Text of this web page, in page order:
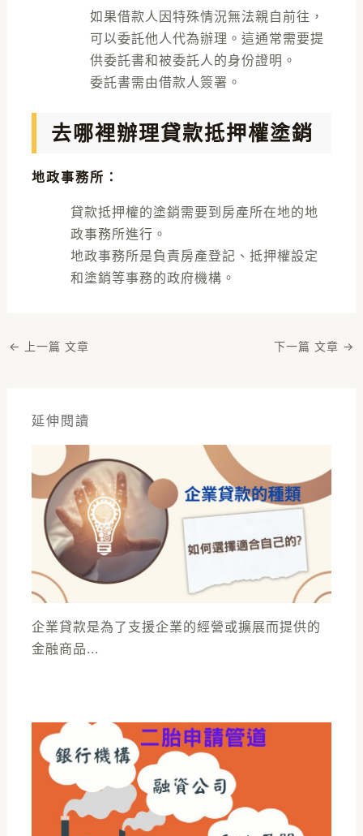
如果借款人因特殊情況無法親自前往，
可以委託他人代為辦理。這通常需要提
供委託書和被委託人的身份證明。
委託書需由借款人簽署。
去哪裡辦理貸款抵押權塗銷
地政事務所 ：
貸款抵押權的塗銷需要到房產所在地的地
政事務所進行。
地政事務所是負責房產登記、抵押權設定
和塗銷等事務的政府機構。
← 上一篇 文章 下一篇 文章 →
延伸閱讀
企業貸款是為了支援企業的經營或擴展而提供的
金融商品...